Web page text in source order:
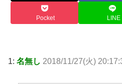
Pocket LINE
1: 名無し 2018/11/27(火)